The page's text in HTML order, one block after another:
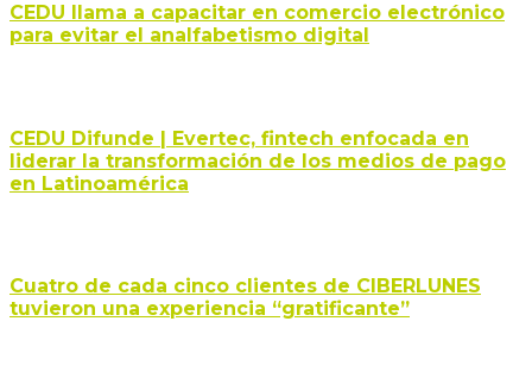
CEDU llama a capacitar en comercio electrónico
para evitar el analfabetismo digital
CEDU Difunde | Evertec, fintech enfocada en
liderar la transformación de los medios de pago
en Latinoamérica
Cuatro de cada cinco clientes de CIBERLUNES
tuvieron una experiencia “gratificante”